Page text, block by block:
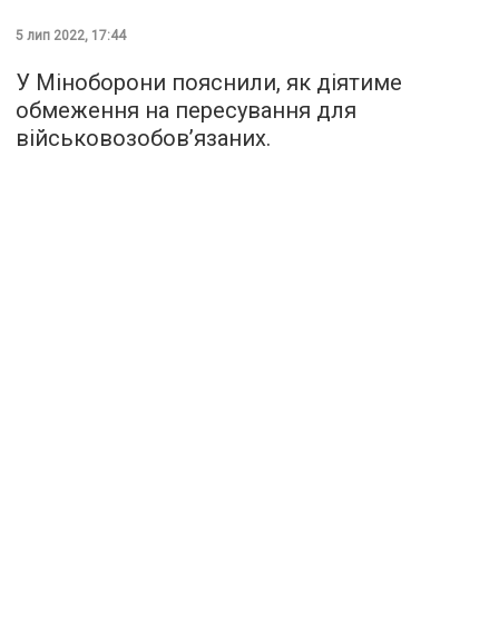
5 лип 2022, 17:44
У Міноборони пояснили, як діятиме
обмеження на пересування для
військовозобов’язаних.